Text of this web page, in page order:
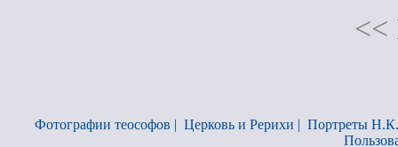
<<
Фотографии теософов | Церковь и Рерихи | Портреты